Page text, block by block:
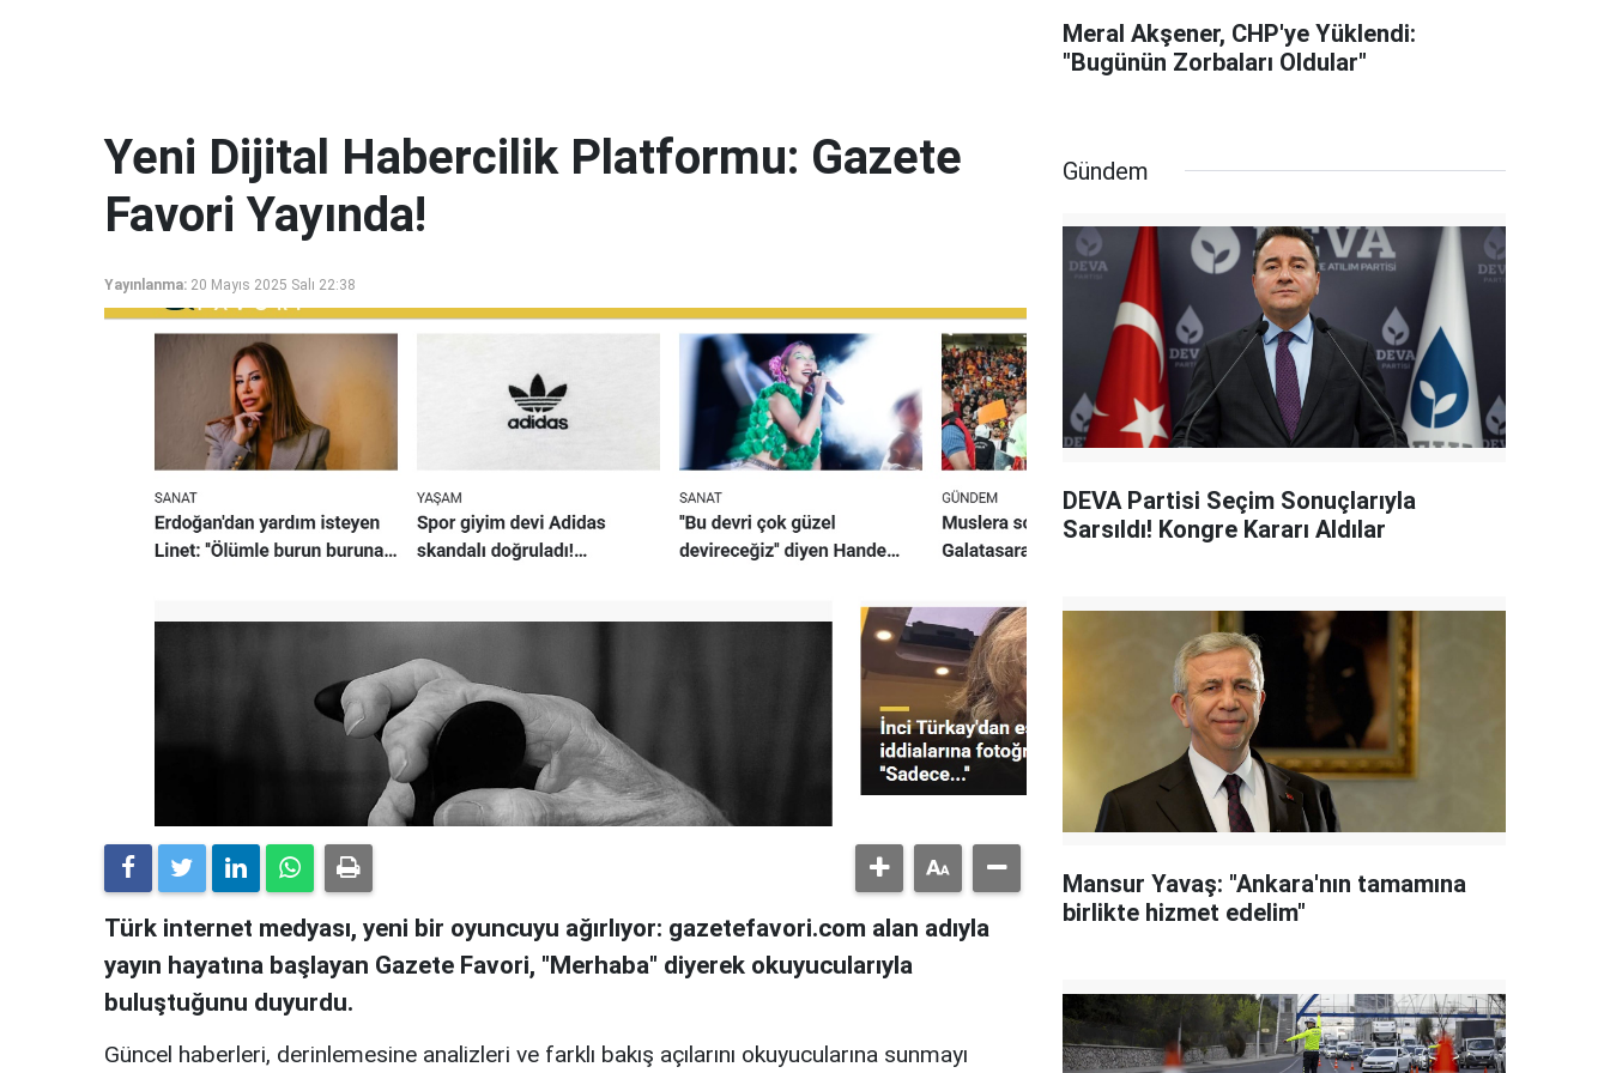
Meral Akşener, CHP'ye Yüklendi:
"Bugünün Zorbaları Oldular"
Yeni Dijital Habercilik Platformu: Gazete
Favori Yayında!
Yayınlanma: 20 Mayıs 2025 Salı 22:38
Türk internet medyası, yeni bir oyuncuyu ağırlıyor: gazetefavori.com alan adıyla
yayın hayatına başlayan Gazete Favori, "Merhaba" diyerek okuyucularıyla
buluştuğunu duyurdu.
Güncel haberleri, derinlemesine analizleri ve farklı bakış açılarını okuyucularına sunmayı
Gündem
DEVA Partisi Seçim Sonuçlarıyla
Sarsıldı! Kongre Kararı Aldılar
Mansur Yavaş: "Ankara'nın tamamına
birlikte hizmet edelim"